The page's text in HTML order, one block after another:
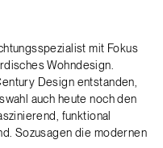
mit Fokus
Wohndesign.
Design entstanden,
auch heute noch den
funktional
Sozusagen die modernen